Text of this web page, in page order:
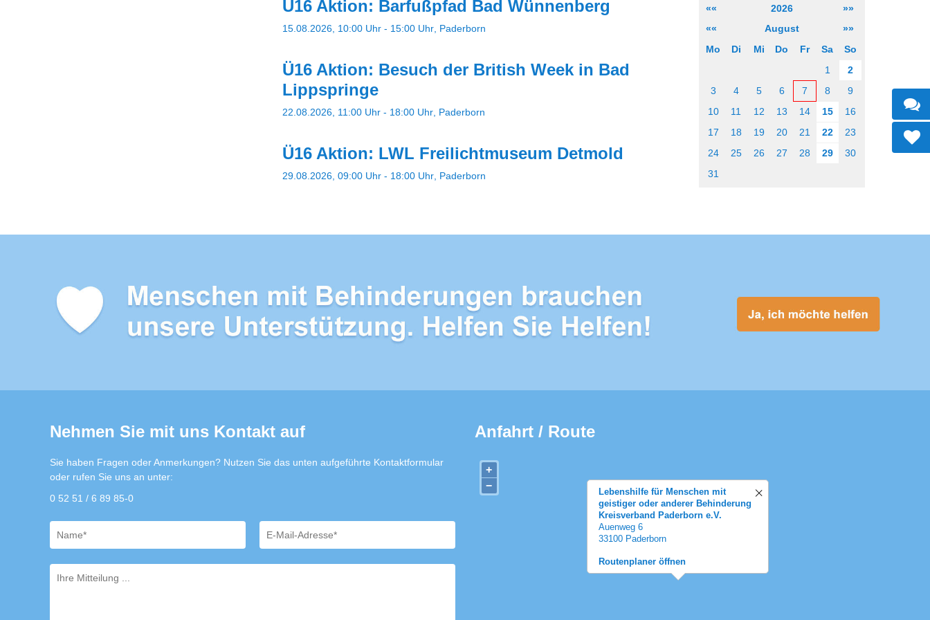
Ü16 Aktion: Barfußpfad Bad Wünnenberg
15.08.2026, 10:00 Uhr - 15:00 Uhr Paderborn
Ü16 Aktion: Besuch der British Week in Bad
Lippspringe
22.08.2026, 11:00 Uhr - 18:00 Uhr Paderborn
Ü16 Aktion: LWL Freilichtmuseum Detmold
29.08.2026, 09:00 Uhr - 18:00 Uhr Paderborn
«« 2026
»»
««
August
»»
Mo
Di Mi Do Fr Sa
So
1
2
3
4 5 6 7 8
9
10
11 12 13 14 15
16
17
18 19 20 21 22
23
24
25 26 27 28 29
30
31
Nehmen Sie mit uns Kontakt auf
Sie haben Fragen oder Anmerkungen? Nutzen Sie das unten aufgeführte Kontaktformular
oder rufen Sie uns an unter:
0 52 51 / 6 89 85-0
Anfahrt / Route
Lebenshilfe für Menschen mit
geistiger oder anderer Behinderung
Kreisverband Paderborn e.V.
Auenweg 6
33100 Paderborn
Routenplaner öffnen
+
−